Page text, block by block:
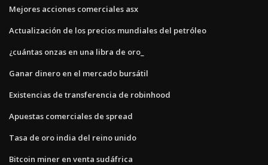
Mejores acciones comerciales asx
Actualización de los precios mundiales del petróleo
¿cuántas onzas en una libra de oro_
Ganar dinero en el mercado bursátil
Existencias de transferencia de robinhood
Apuestas comerciales de spread
Tasa de oro india del reino unido
Bitcoin miner en venta sudáfrica